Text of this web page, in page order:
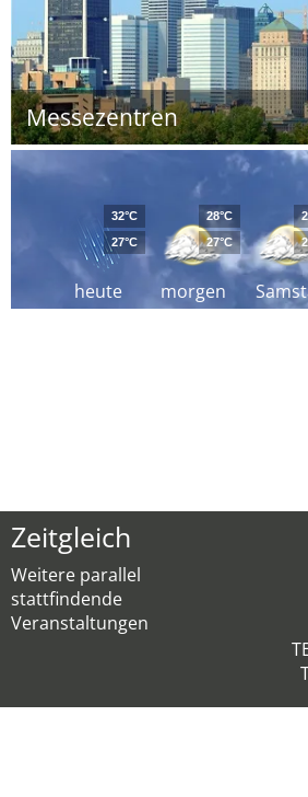
Messezentren
heute
32°C
27°C
morgen
28°C
27°C
Zeitgleich
Weitere parallel
stattfindende
Veranstaltungen